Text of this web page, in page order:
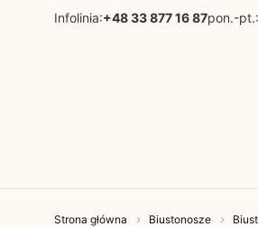
Infolinia:+48 33 877 16 87pon.-
Strona główna Biustonosze